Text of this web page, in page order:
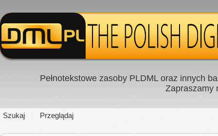
Pełnotekstowe zasoby PLDML oraz innych
Zapraszamy
Szukaj Przeglądaj